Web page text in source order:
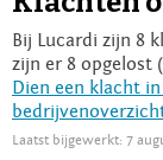
Login
Bij Lucardi zijn 8
zijn er 8 opgelost
Dien een klacht
Laatst bijgewerkt: 7